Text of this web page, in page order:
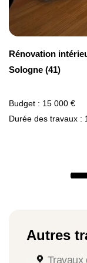
notamment les
Rénovation
Sologne (41)
Budget : 15 000 €
Durée des travaux :
Autres
Travaux